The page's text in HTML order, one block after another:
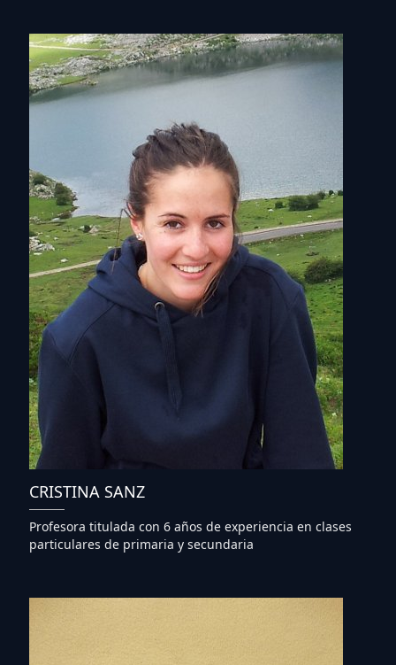
CRISTINA SANZ
Profesora titulada con 6 años de experiencia en clases
particulares de primaria y secundaria